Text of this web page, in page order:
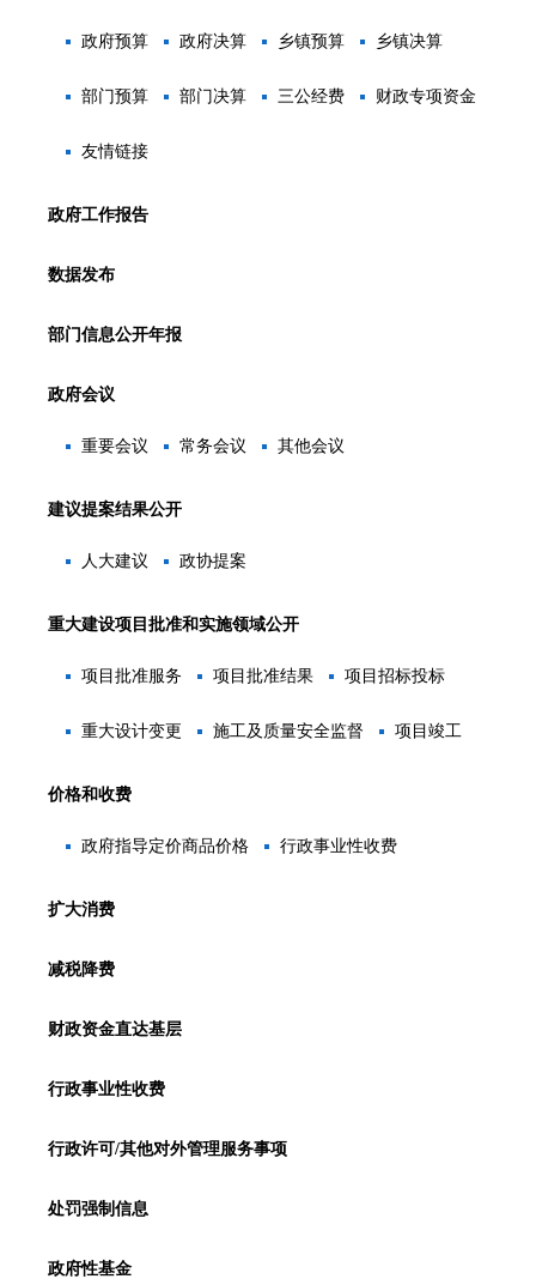
政府预算 政府决算 乡镇预算 乡镇决算
部门预算 部门决算 三公经费 财政专项资金
友情链接
政府工作报告
数据发布
部门信息公开年报
政府会议
重要会议 常务会议 其他会议
建议提案结果公开
人大建议 政协提案
重大建设项目批准和实施领域公开
项目批准服务 项目批准结果 项目招标投标
重大设计变更 施工及质量安全监督 项目竣工
价格和收费
政府指导定价商品价格 行政事业性收费
扩大消费
减税降费
财政资金直达基层
行政事业性收费
行政许可/其他对外管理服务事项
处罚强制信息
政府性基金